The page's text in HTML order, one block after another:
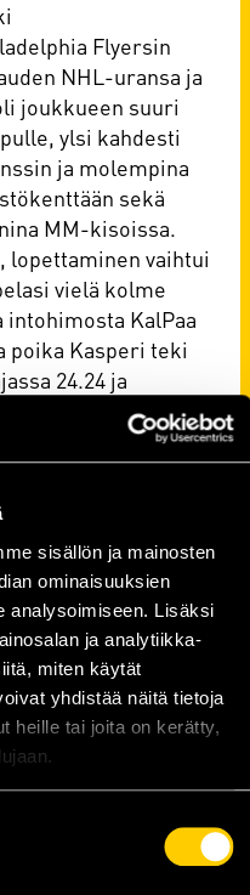
sisällön ja mainosten
ominaisuuksien
analysoimiseen. Lisäksi
ja analytiikka-
miten käytät
yhdistää näitä tietoja
heille tai joita on kerätty,
Flyersin
NHL-uransa ja
joukkueen suuri
ylsi kahdesti
ja molempina
sekä
MM-kisoissa.
lopettaminen vaihtui
vielä kolme
KalPaa
poika Kasperi teki
24.24 ja
Samille
412
130
165
196